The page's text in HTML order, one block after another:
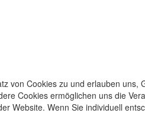
von Cookies zu und erlauben
Cookies ermöglichen uns die
Website. Wenn Sie individuell